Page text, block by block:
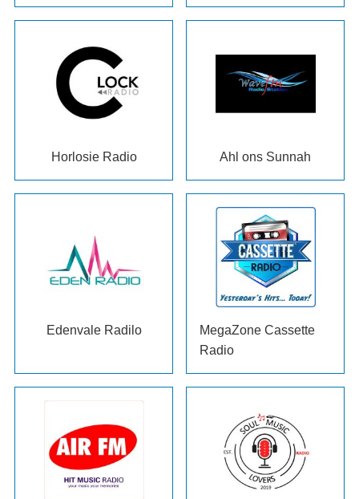
Horlosie Radio Ahl ons Sunnah
Edenvale Radilo
MegaZone Cassette
Radio